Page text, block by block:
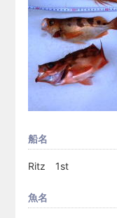
船名
Ritz 1st
魚名